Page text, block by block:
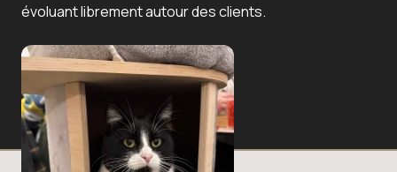
évoluant librement autour des clients.